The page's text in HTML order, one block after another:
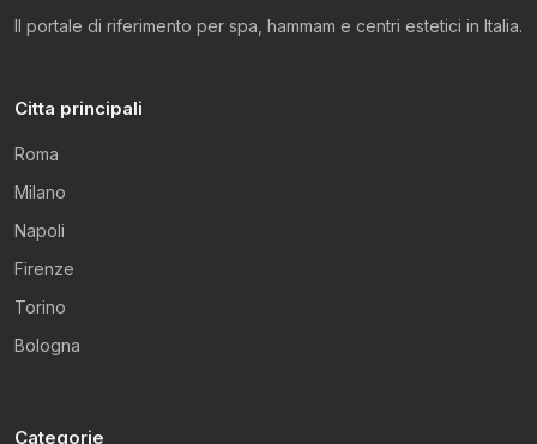
Il portale di riferimento per spa, hammam e centri estetici in Italia.
Citta principali
Roma
Milano
Napoli
Firenze
Torino
Bologna
Categorie